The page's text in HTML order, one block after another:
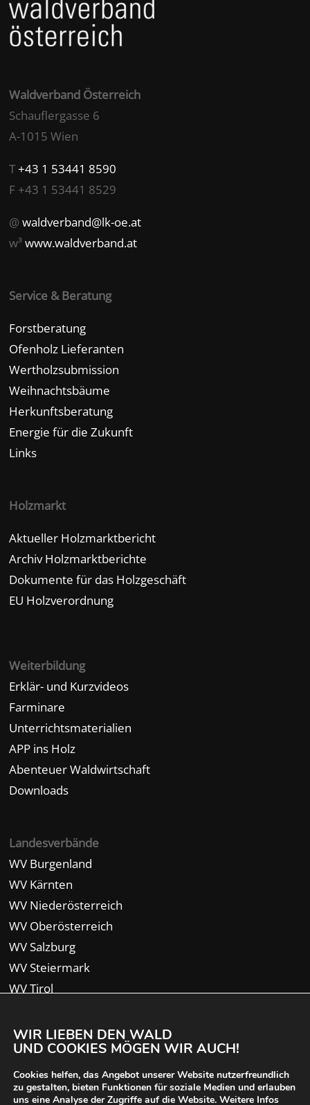
Waldverband Österreich
Schauflergasse 6
A-1015 Wien
T+43 1 53441 8590
F +43 1 53441 8529
@waldverband@lk-oe.at
w³www.waldverband.at
Service & Beratung
Forstberatung
Ofenholz Lieferanten
Wertholzsubmission
Weihnachtsbäume
Herkunftsberatung
Energie für die Zukunft
Links
Holzmarkt
Aktueller Holzmarktbericht
Archiv Holzmarktberichte
Dokumente für das Holzgeschäft
EU Holzverordnung
Weiterbildung
Erklär- und Kurzvideos
Farminare
Unterrichtsmaterialien
APP ins Holz
Abenteuer Waldwirtschaft
Downloads
Landesverbände
WV Burgenland
WV Kärnten
WV Niederösterreich
WV Oberösterreich
WV Salzburg
WV Steiermark
WV Tirol
WIR LIEBEN DEN WALD
UND COOKIES MÖGEN WIR AUCH!
Cookies helfen, das Angebot unserer Website nutzerfreundlich
zu gestalten, bieten Funktionen für soziale Medien und erlauben
uns eine Analyse der Zugriffe auf die Website. Weitere Infos